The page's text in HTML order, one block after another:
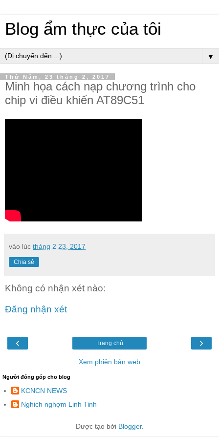
Blog ẩm thực của tôi
▼
Thứ Năm, 23 tháng 2, 2017
Minh họa cách nạp chương trình cho
chip vi điều khiển AT89C51
vào lúc tháng 2 23, 2017
Chia sẻ
Không có nhận xét nào:
Đăng nhận xét
‹ ›
Trang chủ
Xem phiên bản web
Người đóng góp cho blog
KCNCN NEWS
Nghich nghợm Linh Tinh
Được tạo bởi Blogger.